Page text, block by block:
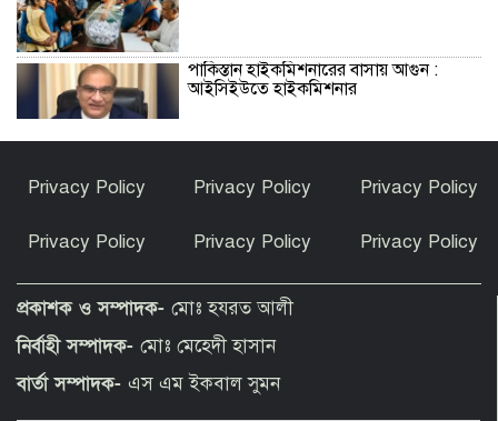
পাকিস্তান হাইকমিশনারের বাসায় আগুন :
আইসিইউতে হাইকমিশনার
রাঙালেন গোলাপি রঙে
কেন ইসলাম ধর্ম গ্রহণ করলেন ভারতীয় এই
অভিনেত্রী?
Privacy Policy Privacy Policy Privacy Policy
Privacy Policy Privacy Policy Privacy Policy
প্রকাশক ও সম্পাদক- মোঃ হযরত আলী
নির্বাহী সম্পাদক- মোঃ মেহেদী হাসান
বার্তা সম্পাদক- এস এম ইকবাল সুমন